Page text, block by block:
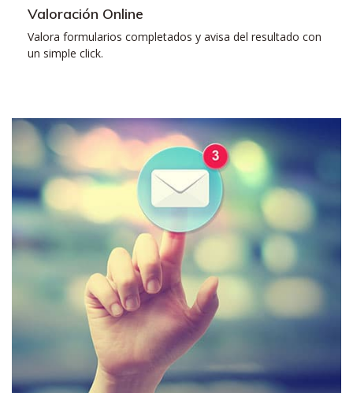
Valoración Online
Valora formularios completados y avisa del resultado con
un simple click.